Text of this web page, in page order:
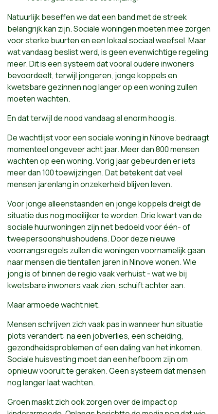
Natuurlijk beseffen we dat een band met de streek
belangrijk kan zijn. Sociale woningen moeten mee zorgen
voor sterke buurten en een lokaal sociaal weefsel. Maar
wat vandaag beslist werd, is geen evenwichtige regeling
meer. Dit is een systeem dat vooral oudere inwoners
bevoordeelt, terwijl jongeren, jonge koppels en
kwetsbare gezinnen nog langer op een woning zullen
moeten wachten.
En dat terwijl de nood vandaag al enorm hoog is.
De wachtlijst voor een sociale woning in Ninove bedraagt
momenteel ongeveer acht jaar. Meer dan 800 mensen
wachten op een woning. Vorig jaar gebeurden er iets
meer dan 100 toewijzingen. Dat betekent dat veel
mensen jarenlang in onzekerheid blijven leven.
Voor jonge alleenstaanden en jonge koppels dreigt de
situatie dus nog moeilijker te worden. Drie kwart van de
sociale huurwoningen zijn net bedoeld voor één- of
tweepersoonshuishoudens. Door deze nieuwe
voorrangsregels zullen die woningen voornamelijk gaan
naar mensen die tientallen jaren in Ninove wonen. Wie
jong is of binnen de regio vaak verhuist - wat we bij
kwetsbare inwoners vaak zien, schuift achter aan.
Maar armoede wacht niet.
Mensen schrijven zich vaak pas in wanneer hun situatie
plots verandert: na een jobverlies, een scheiding,
gezondheidsproblemen of een daling van het inkomen.
Sociale huisvesting moet dan een hefboom zijn om
opnieuw vooruit te geraken. Geen systeem dat mensen
nog langer laat wachten.
Groen maakt zich ook zorgen over de impact op